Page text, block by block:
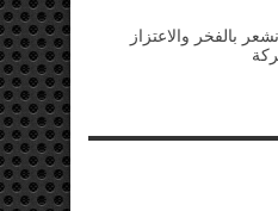
بالفخر والاعتزاز